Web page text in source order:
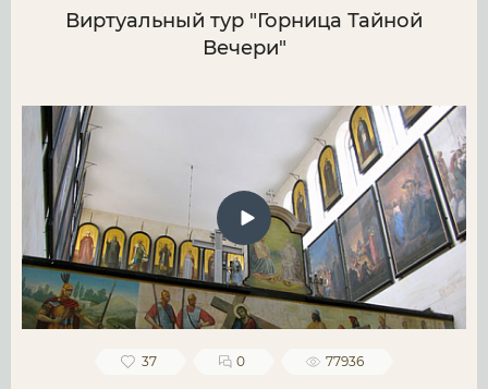
Виртуальный тур "Горница Тайной
Вечери"
37 0 77936